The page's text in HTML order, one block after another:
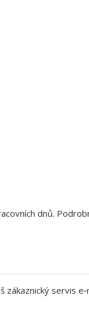
dnů.
servis